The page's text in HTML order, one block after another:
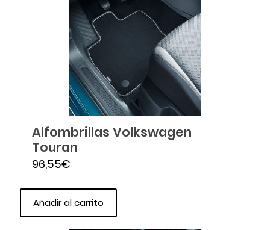
Alfombrillas Volkswagen
Touran
96,55€
Añadir al carrito